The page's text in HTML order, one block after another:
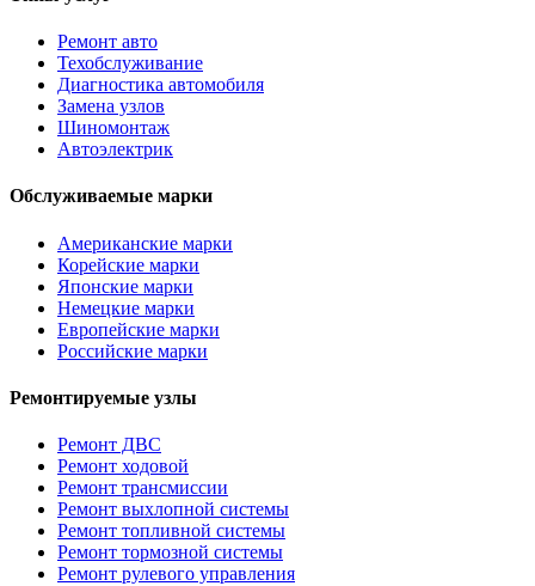
Ремонт авто
Техобслуживание
Диагностика автомобиля
Замена узлов
Шиномонтаж
Автоэлектрик
Обслуживаемые марки
Американские марки
Корейские марки
Японские марки
Немецкие марки
Европейские марки
Российские марки
Ремонтируемые узлы
Ремонт ДВС
Ремонт ходовой
Ремонт трансмиссии
Ремонт выхлопной системы
Ремонт топливной системы
Ремонт тормозной системы
Ремонт рулевого управления